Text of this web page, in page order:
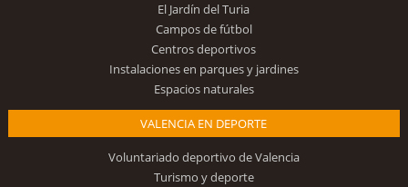
El Jardín del Turia
Campos de fútbol
Centros deportivos
Instalaciones en parques y jardines
Espacios naturales
VALENCIA EN DEPORTE
Voluntariado deportivo de Valencia
Turismo y deporte